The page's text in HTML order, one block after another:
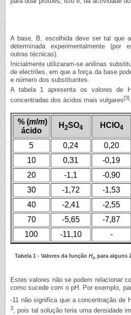
A base, B, escolhida deve ser tal que
determinada experimentalmente (por
outras técnicas).
Inicialmente utilizaram-se anilinas
de electrões, em que a força da base
e número dos substituintes.
A tabela 1 apresenta os valores de
concentradas dos ácidos mais vulgares[3].
% (m/m)
ácido
H 2SO4 HClO4
5 0,24 0,20
10
0,31 -0,19
20
-1,1 -0,90
30
-1,72 -1,53
40
-2,41 -2,55
70
-5,65 -7,87
100
-11,10 -
Tabela 1 - Valores da função Ho para alguns
Estes valores não se podem relacionar
como sucede com o pH. Por exemplo,
-11 não significa que a concentração de H
3, pois tal solução teria uma densidade